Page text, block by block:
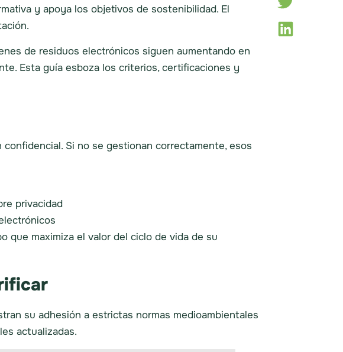
y apoya los objetivos de sostenibilidad. El
de residuos electrónicos siguen aumentando en
Esta guía esboza los criterios, certificaciones y
Si no se gestionan correctamente, esos
privacidad
que maximiza el valor del ciclo de vida de su
su adhesión a estrictas normas medioambientales
actualizadas.